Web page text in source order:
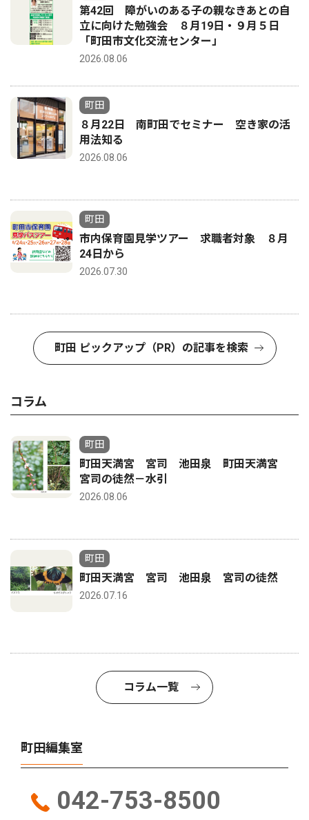
第42回 障がいのある子の親なきあとの自
立に向けた勉強会 ８月19日・９月５日
「町田市文化交流センター」
2026.08.06
町田
８月22日 南町田でセミナー 空き家の活
用法知る
2026.08.06
町田
市内保育園見学ツアー 求職者対象 ８月
24日から
2026.07.30
町田 ピックアップ（PR）の記事を検索
コラム
町田
町田天満宮 宮司 池田泉 町田天満宮
宮司の徒然－水引
2026.08.06
町田
町田天満宮 宮司 池田泉 宮司の徒然
2026.07.16
コラム一覧
町田編集室
042-753-8500